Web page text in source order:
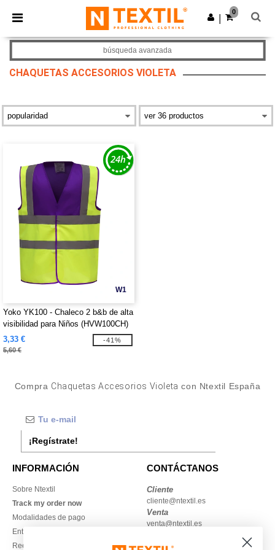
× App de Ntextil
¡Mejores precios en app!
Descargar app
0
CHAQUETAS ACCESORIOS VIOLETA
búsqueda avanzada
W1
Yoko YK100 - Chaleco 2 b&b de alta
visibilidad para Niños (HVW100CH)
3,33 €
5,60 €
-41%
Compra Chaquetas Accesorios Violeta con Ntextil España
¡Regístrate!
INFORMACIÓN
Sobre Ntextil
Track my order now
Modalidades de pago
Entrega
Reembolsos / devoluciones
CONTÁCTANOS
Cliente
cliente@ntextil.es
Venta
venta@ntextil.es